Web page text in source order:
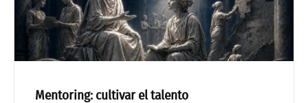
Mentoring: cultivar el talento